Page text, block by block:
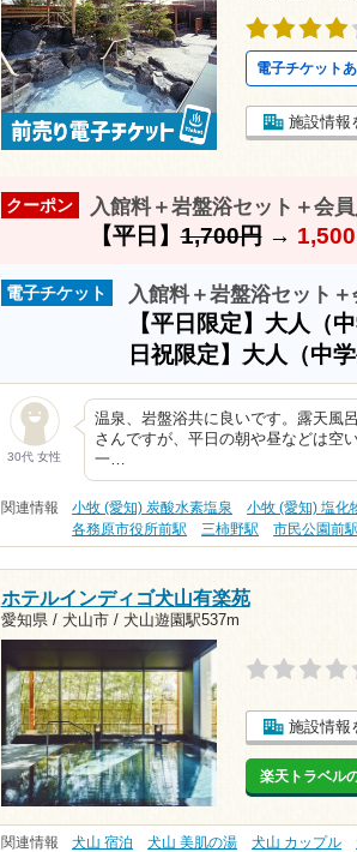
電子チケット
施設情報
クーポン 入館料＋岩盤浴セット＋会
【平日】1,700円→
電子チケット 入館料＋岩盤浴セット
【平日限定】大人（
日祝限定】大人（中
30代 女性
温泉、岩盤浴共に良いです。露天風
さんですが、平日の朝や昼などは空
一…
関連情報 小牧 (愛知) 炭酸水素塩泉 小牧 (愛知) 塩化
各務原市役所前駅
三柿野駅 市民公園前駅
ホテルインディゴ犬山有楽苑
愛知県 / 犬山市 / 犬山遊園駅537m
施設情報
楽天トラベル
関連情報 犬山 宿泊 犬山 美肌の湯 犬山 カップル